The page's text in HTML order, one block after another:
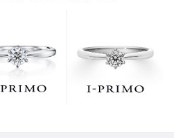
す。リング選びの最初の一歩をご一
リモへ。